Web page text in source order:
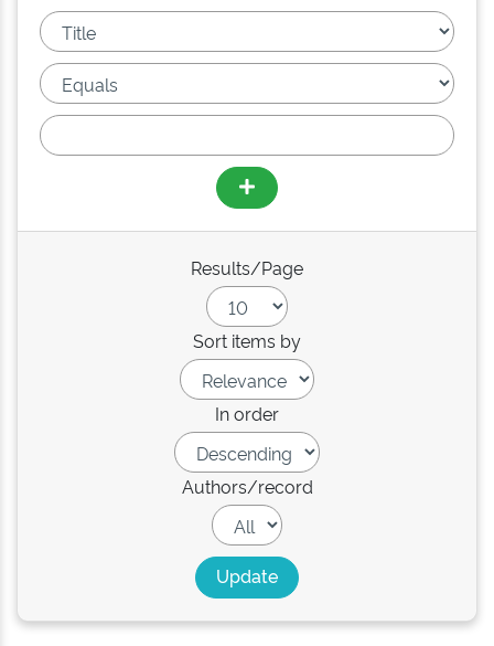
Results/Page
Sort items by
In order
Authors/record